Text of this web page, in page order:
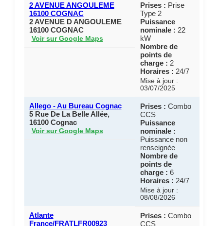
2 AVENUE ANGOULEME
16100 COGNAC
2 AVENUE D ANGOULEME
16100 COGNAC
Voir sur Google Maps
Prises : Prise
Type 2
Puissance
nominale : 22
kW
Nombre de
points de
charge : 2
Horaires : 24/7
Mise à jour :
03/07/2025
Allego - Au Bureau Cognac
5 Rue De La Belle Allée,
16100 Cognac
Voir sur Google Maps
Prises : Combo
CCS
Puissance
nominale :
Puissance non
renseignée
Nombre de
points de
charge : 6
Horaires : 24/7
Mise à jour :
08/08/2026
Atlante
France/FRATLFR00923
Prises : Combo
CCS